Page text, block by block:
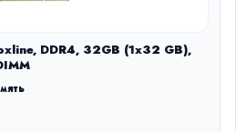
DDR4, 32GB (1x32 GB),